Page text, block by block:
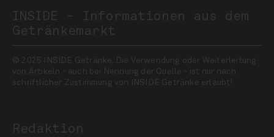
INSIDE - Informationen aus dem
Getränkemarkt
© 2025 INSIDE Getränke. Die Verwendung oder Weiterleitung
von Artikeln - auch bei Nennung der Quelle - ist nur nach
schriftlicher Zustimmung von INSIDE Getränke erlaubt!
Redaktion